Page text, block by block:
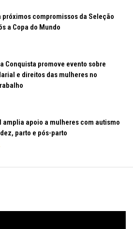
próximos compromissos da Seleção
a Copa do Mundo
Conquista promove evento sobre
e direitos das mulheres no
amplia apoio a mulheres com autismo
parto e pós-parto